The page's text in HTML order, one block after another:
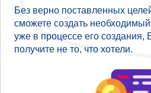
Без верно поставленных
сможете создать
уже в процессе его создания,
получите не то, что хотели.